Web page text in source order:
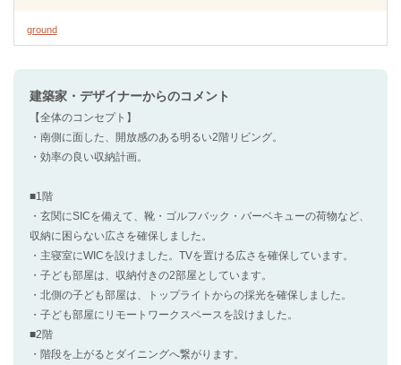
ground
建築家・デザイナーからのコメント
【全体のコンセプト】
・南側に面した、開放感のある明るい2階リビング。
・効率の良い収納計画。
■1階
・玄関にSICを備えて、靴・ゴルフバック・バーベキューの荷物など、
収納に困らない広さを確保しました。
・主寝室にWICを設けました。TVを置ける広さを確保しています。
・子ども部屋は、収納付きの2部屋としています。
・北側の子ども部屋は、トップライトからの採光を確保しました。
・子ども部屋にリモートワークスペースを設けました。
■2階
・階段を上がるとダイニングへ繋がります。